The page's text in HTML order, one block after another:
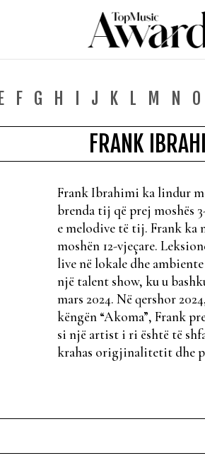
E F G H J K L M N O
FRANK
Frank Ibrahimi ka lindur
brenda tij që prej moshës
e melodive të tij. Frank ka
moshën 12-vjeçare.
live në lokale dhe
një talent show, ku u
mars 2024. Në qershor
këngën “Akoma”, Frank
si një artist i ri është të
krahas origjinalitetit dhe